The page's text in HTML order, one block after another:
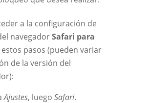
a la configuración de
navegadorSafari para
pasos (pueden variar
de la versión del
Ajustes, luego Safari.